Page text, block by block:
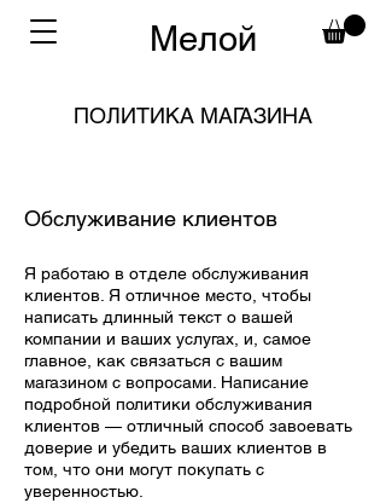
Мелой
ПОЛИТИКА МАГАЗИНА
Обслуживание клиентов
Я работаю в отделе обслуживания
клиентов. Я отличное место, чтобы
написать длинный текст о вашей
компании и ваших услугах, и, самое
главное, как связаться с вашим
магазином с вопросами. Написание
подробной политики обслуживания
клиентов — отличный способ завоевать
доверие и убедить ваших клиентов в
том, что они могут покупать с
уверенностью.